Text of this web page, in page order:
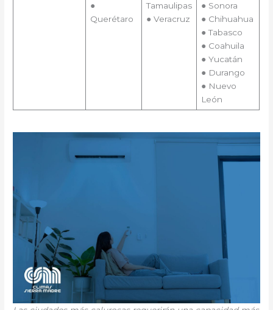
●
Querétaro
Tamaulipas
● Veracruz
● Sonora
● Chihuahua
● Tabasco
● Coahuila
● Yucatán
● Durango
● Nuevo
León